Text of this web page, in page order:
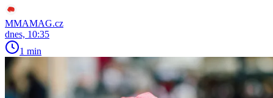
MMAMAG.cz
dnes, 10:35
1 min